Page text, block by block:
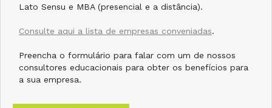
Lato Sensu e MBA (presencial e a distância).
Consulte aqui a lista de empresas conveniadas.
Preencha o formulário para falar com um de nossos
consultores educacionais para obter os benefícios para
a sua empresa.